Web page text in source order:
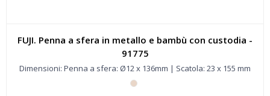
FUJI. Penna a sfera in metallo e bambù con custodia -
91775
Dimensioni: Penna a sfera: Ø12 x 136mm | Scatola: 23 x 155 mm